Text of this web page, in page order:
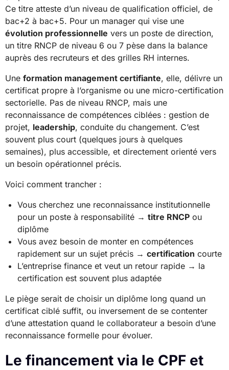
Ce titre atteste d’un niveau de qualification officiel, de
bac+2 à bac+5. Pour un manager qui vise une
évolution professionnelle vers un poste de direction,
un titre RNCP de niveau 6 ou 7 pèse dans la balance
auprès des recruteurs et des grilles RH internes.
Une formation management certifiante, elle, délivre un
certificat propre à l’organisme ou une micro-certification
sectorielle. Pas de niveau RNCP, mais une
reconnaissance de compétences ciblées : gestion de
projet, leadership, conduite du changement. C’est
souvent plus court (quelques jours à quelques
semaines), plus accessible, et directement orienté vers
un besoin opérationnel précis.
Voici comment trancher :
Vous cherchez une reconnaissance institutionnelle
pour un poste à responsabilité → titre RNCP ou
diplôme
Vous avez besoin de monter en compétences
rapidement sur un sujet précis → certification courte
L’entreprise finance et veut un retour rapide → la
certification est souvent plus adaptée
Le piège serait de choisir un diplôme long quand un
certificat ciblé suffit, ou inversement de se contenter
d’une attestation quand le collaborateur a besoin d’une
reconnaissance formelle pour évoluer.
Le financement via le CPF et